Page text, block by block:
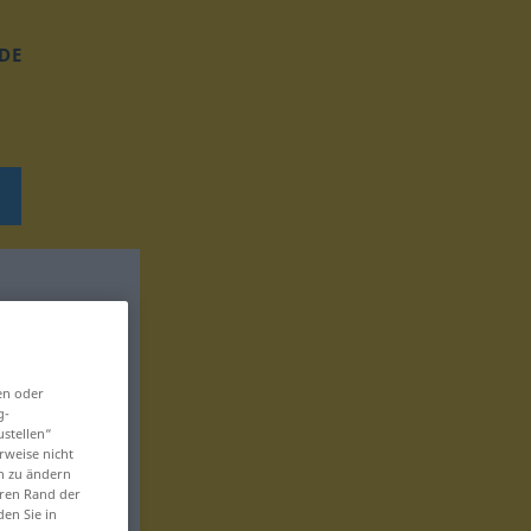
DE
oder
nicht
zu ändern
Rand der
Sie in